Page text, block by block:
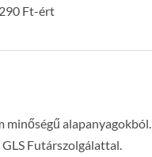
Ft-ért
minőségű alapanyagokból.
Futárszolgálattal.